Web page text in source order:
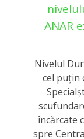
ANAR
Nivelul
cel puțin
încărcate
spre